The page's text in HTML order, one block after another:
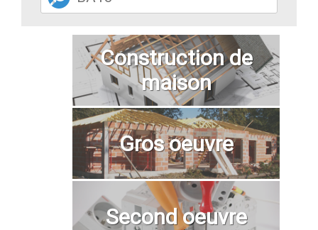
Construction de
maison
Gros oeuvre
Second oeuvre